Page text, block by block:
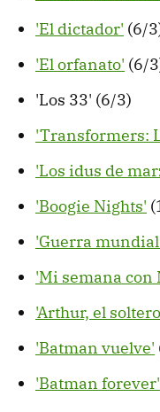
'El dictador' (6/
'El orfanato' (6/
'Los 33' (6/3)
'Transformers:
'Los idus de
'Boogie Nights'
'Guerra
'Mi semana con
'Arthur, el
'Batman vuelve'
'Batman forever'